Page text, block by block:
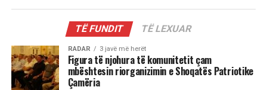
TË FUNDIT TË LEXUAR
RADAR 3 javë më herët
Figura të njohura të komunitetit çam
mbështesin riorganizimin e Shoqatës Patriotike
Çamëria